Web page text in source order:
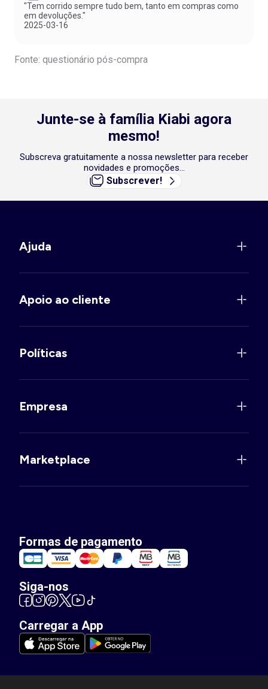
"Tem corrido sempre tudo bem, tanto em compras como
em devoluções."
2025-03-16
Fonte: questionário pós-compra
Junte-se à família Kiabi agora
mesmo!
Subscreva gratuitamente a nossa newsletter para receber
novidades e promoções...
Subscrever!
Ajuda
Apoio ao cliente
Políticas
Empresa
Marketplace
Formas de pagamento
Siga-nos
Carregar a App